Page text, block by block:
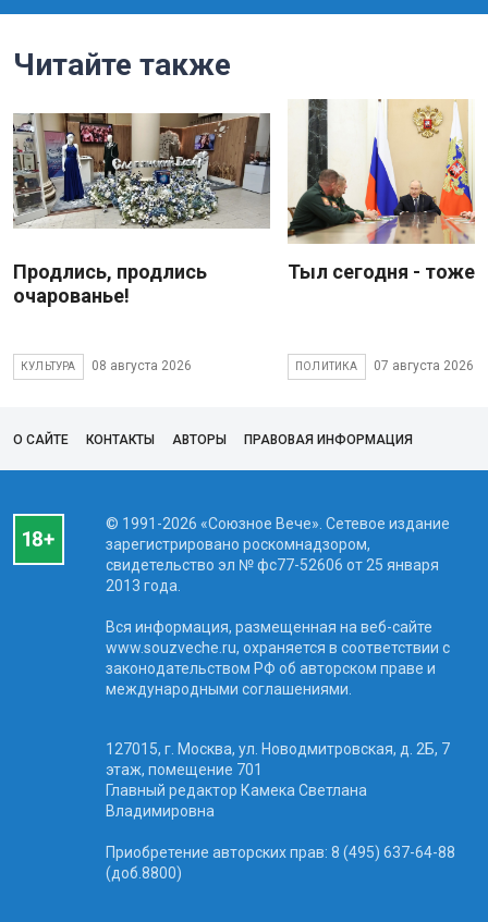
Читайте также
Продлись, продлись
очарованье!
КУЛЬТУРА 08 августа 2026
Тыл сегодня - тоже
ПОЛИТИКА 07 августа 2026
О САЙТЕ КОНТАКТЫ АВТОРЫ ПРАВОВАЯ ИНФОРМАЦИЯ
© 1991-2026 «Союзное Вече». Сетевое издание
зарегистрировано роскомнадзором,
свидетельство эл № фc77-52606 от 25 января
2013 года.
Вся информация, размещенная на веб-сайте
www.souzveche.ru, охраняется в соответствии с
законодательством РФ об авторском праве и
международными соглашениями.
127015, г. Москва, ул. Новодмитровская, д. 2Б, 7
этаж, помещение 701
Главный редактор Камека Светлана
Владимировна
Приобретение авторских прав: 8 (495) 637-64-88
(доб.8800)